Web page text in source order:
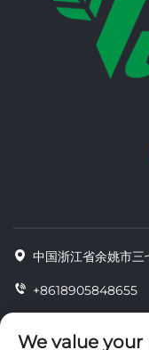
中国浙江省余姚市三
+8618905848655
We value your